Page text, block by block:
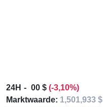
24H 00 $ (-3,10%)
Marktwaarde: 1,501,933 $